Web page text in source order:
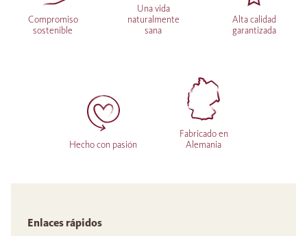
Compromiso
sostenible
Una vida
naturalmente
sana
Alta calidad
garantizada
Hecho con pasión
Fabricado en
Alemania
Enlaces rápidos